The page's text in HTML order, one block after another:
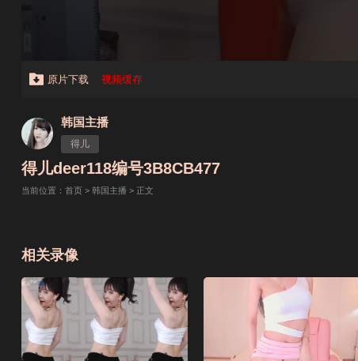
原片下载 视频缓存
韩国主播
得儿
得儿deer118编号3B8CB477
当前位置： 首页 > 韩国主播 > 正文
相关录像